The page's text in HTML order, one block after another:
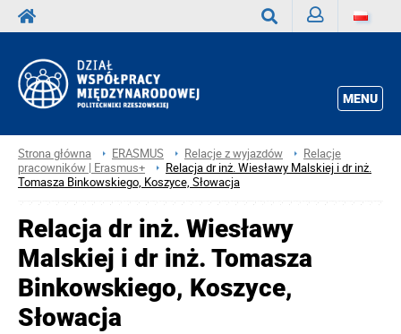
MENU
Strona główna ERASMUS Relacje z wyjazdów
Relacje
pracowników | Erasmus+
Relacja dr inż. Wiesławy Malskiej i dr inż.
Tomasza Binkowskiego, Koszyce, Słowacja
Relacja dr inż. Wiesławy
Malskiej i dr inż. Tomasza
Binkowskiego, Koszyce,
Słowacja